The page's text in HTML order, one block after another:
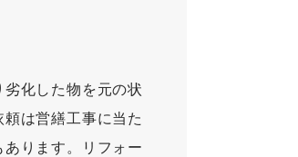
化した物を元の状
は営繕工事に当た
ります。リフォー